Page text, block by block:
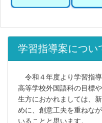
学習指導案につい
令和４年度より学習指
高等学校外国語科の目標
生方におかれましては、
めに、創意工夫を重ねな
いることと思います。